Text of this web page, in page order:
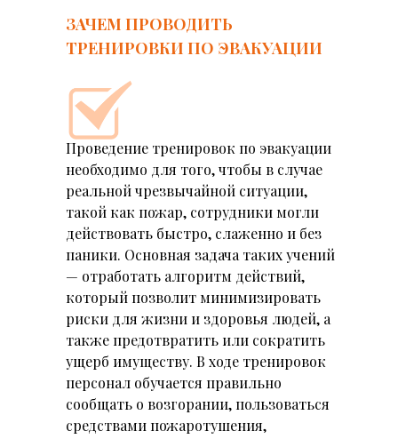
ЗАЧЕМ ПРОВОДИТЬ
ТРЕНИРОВКИ ПО ЭВАКУАЦИИ
Проведение тренировок по эвакуации
необходимо для того, чтобы в случае
реальной чрезвычайной ситуации,
такой как пожар, сотрудники могли
действовать быстро, слаженно и без
паники. Основная задача таких учений
— отработать алгоритм действий,
который позволит минимизировать
риски для жизни и здоровья людей, а
также предотвратить или сократить
ущерб имуществу. В ходе тренировок
персонал обучается правильно
сообщать о возгорании, пользоваться
средствами пожаротушения,